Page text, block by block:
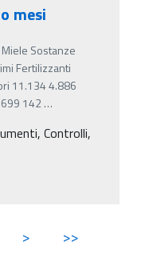
mesi
Sostanze
Fertilizzanti
11.134 4.886
142…
Controlli,
> >>